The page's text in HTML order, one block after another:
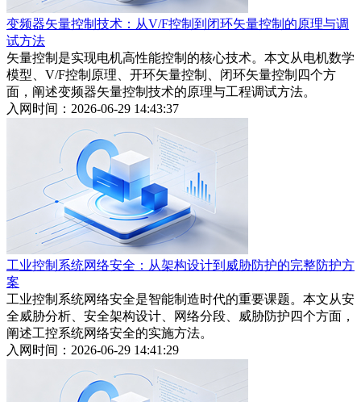
变频器矢量控制技术：从V/F控制到闭环矢量控制的原理与调
试方法
矢量控制是实现电机高性能控制的核心技术。本文从电机数学
模型、V/F控制原理、开环矢量控制、闭环矢量控制四个方
面，阐述变频器矢量控制技术的原理与工程调试方法。
入网时间：2026-06-29 14:43:37
工业控制系统网络安全：从架构设计到威胁防护的完整防护方
案
工业控制系统网络安全是智能制造时代的重要课题。本文从安
全威胁分析、安全架构设计、网络分段、威胁防护四个方面，
阐述工控系统网络安全的实施方法。
入网时间：2026-06-29 14:41:29